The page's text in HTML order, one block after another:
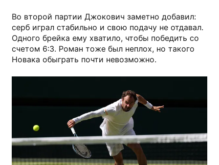
Во второй партии Джокович заметно добавил:
серб играл стабильно и свою подачу не отдавал.
Одного брейка ему хватило, чтобы победить со
счетом 6:3. Роман тоже был неплох, но такого
Новака обыграть почти невозможно.